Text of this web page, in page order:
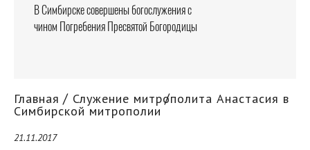
В Симбирске совершены богослужения с
чином Погребения Пресвятой Богородицы
Главная Служение митрополита Анастасия в
Симбирской митрополии
21.11.2017